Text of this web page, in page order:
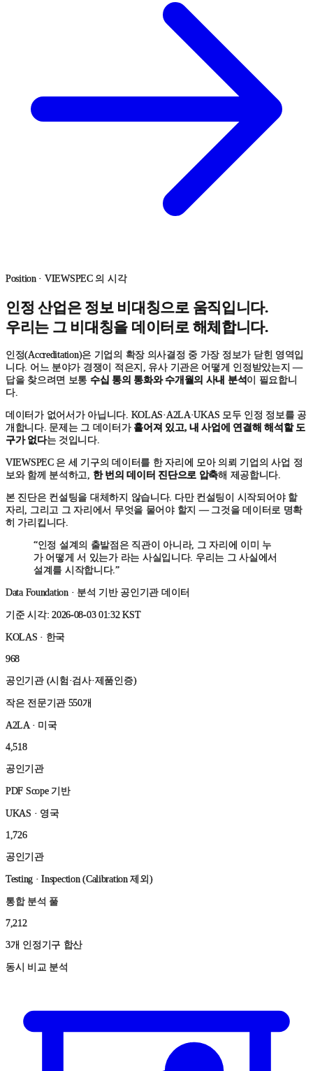
Position · VIEWSPEC 의 시각
인정 산업은 정보 비대칭으로 움직입니다.
우리는 그 비대칭을 데이터로 해체합니다.
인정(Accreditation)은 기업의 확장 의사결정 중 가장 정보가 닫힌 영역입
니다. 어느 분야가 경쟁이 적은지, 유사 기관은 어떻게 인정받았는지 —
답을 찾으려면 보통 수십 통의 통화와 수개월의 사내 분석 이 필요합니
다.
데이터가 없어서가 아닙니다. KOLAS·A2LA·UKAS 모두 인정 정보를 공
개합니다. 문제는 그 데이터가 흩어져 있고, 내 사업에 연결해 해석할 도
구가 없다는 것입니다.
VIEWSPEC 은 세 기구의 데이터를 한 자리에 모아 의뢰 기업의 사업 정
보와 함께 분석하고, 한 번의 데이터 진단으로 압축해 제공합니다.
본 진단은 컨설팅을 대체하지 않습니다. 다만 컨설팅이 시작되어야 할
자리, 그리고 그 자리에서 무엇을 물어야 할지 — 그것을데이터로 명확
히 가리킵니다.
“인정 설계의 출발점은 직관이 아니라, 그 자리에 이미 누
가 어떻게 서 있는가 라는 사실입니다. 우리는 그 사실에서
설계를 시작합니다.”
Data Foundation · 분석 기반 공인기관 데이터
기준 시각:2026-08-03 01:32 KST
KOLAS · 한국
968
공인기관 (시험·검사·제품인증)
작은 전문기관 550개
A2LA · 미국
4,518
공인기관
PDF Scope 기반
UKAS · 영국
1,726
공인기관
Testing · Inspection (Calibration 제외)
통합 분석 풀
7,212
3개 인정기구 합산
동시 비교 분석